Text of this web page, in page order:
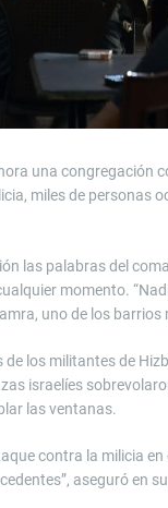
una congregación
miles de personas
las palabras del
momento.
uno de los
los militantes de
israelíes
las ventanas.
contra la milicia
aseguró en